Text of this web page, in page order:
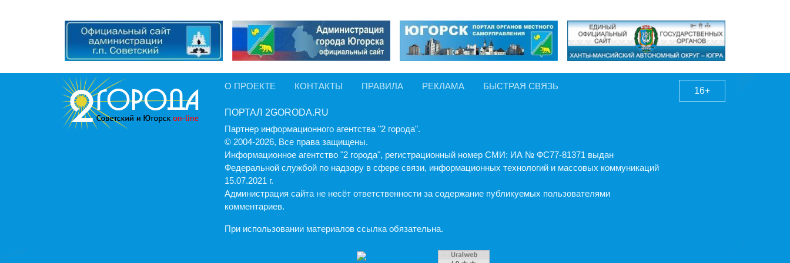
О ПРОЕКТЕ КОНТАКТЫ ПРАВИЛА РЕКЛАМА БЫСТРАЯ СВЯЗЬ
ПОРТАЛ 2GORODA.RU
Партнер информационного агентства "2 города".
© 2004-2026, Все права защищены.
Информационное агентство "2 города", регистрационный номер СМИ: ИА № ФС77-81371 выдан
Федеральной службой по надзору в сфере связи, информационных технологий и массовых коммуникаций
15.07.2021 г.
Администрация cайта не несёт ответственности за содержание публикуемых пользователями
комментариев.
При использовании материалов ссылка обязательна.
16+